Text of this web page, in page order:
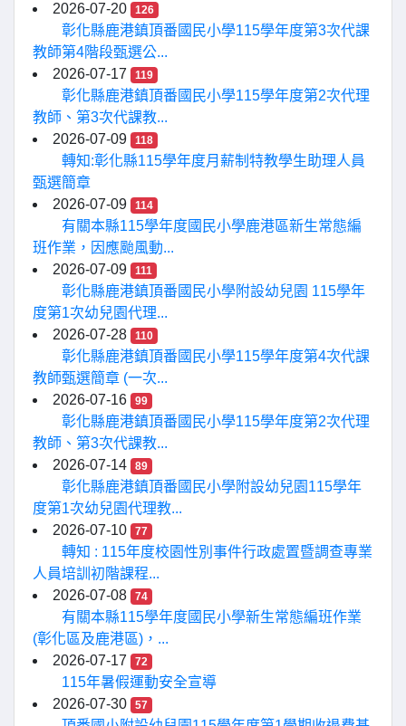
2026-07-20
126
彰化縣鹿港鎮頂番國民小學115學年度第3次代課
教師第4階段甄選公...
2026-07-17
119
彰化縣鹿港鎮頂番國民小學115學年度第2次代理
教師、第3次代課教...
2026-07-09
118
轉知:彰化縣115學年度月薪制特教學生助理人員
甄選簡章
2026-07-09
114
有關本縣115學年度國民小學鹿港區新生常態編
班作業，因應颱風動...
2026-07-09
111
彰化縣鹿港鎮頂番國民小學附設幼兒園 115學年
度第1次幼兒園代理...
2026-07-28
110
彰化縣鹿港鎮頂番國民小學115學年度第4次代課
教師甄選簡章 (一次...
2026-07-16
99
彰化縣鹿港鎮頂番國民小學115學年度第2次代理
教師、第3次代課教...
2026-07-14
89
彰化縣鹿港鎮頂番國民小學附設幼兒園115學年
度第1次幼兒園代理教...
2026-07-10
77
轉知 : 115年度校園性別事件行政處置暨調查專業
人員培訓初階課程...
2026-07-08
74
有關本縣115學年度國民小學新生常態編班作業
(彰化區及鹿港區)，...
2026-07-17
72
115年暑假運動安全宣導
2026-07-30
57